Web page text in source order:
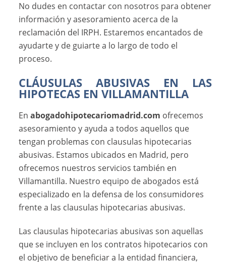
No dudes en contactar con nosotros para obtener
información y asesoramiento acerca de la
reclamación del IRPH. Estaremos encantados de
ayudarte y de guiarte a lo largo de todo el
proceso.
CLÁUSULAS ABUSIVAS EN LAS
HIPOTECAS EN VILLAMANTILLA
Enabogadohipotecariomadrid.com ofrecemos
asesoramiento y ayuda a todos aquellos que
tengan problemas con clausulas hipotecarias
abusivas. Estamos ubicados en Madrid, pero
ofrecemos nuestros servicios también en
Villamantilla. Nuestro equipo de abogados está
especializado en la defensa de los consumidores
frente a las clausulas hipotecarias abusivas.
Las clausulas hipotecarias abusivas son aquellas
que se incluyen en los contratos hipotecarios con
el objetivo de beneficiar a la entidad financiera,